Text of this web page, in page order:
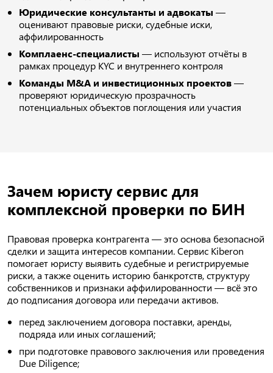
Юридические консультанты и адвокаты —
оценивают правовые риски, судебные иски,
аффилированность
Комплаенс-специалисты — используют отчёты в
рамках процедур KYC и внутреннего контроля
Команды M&A и инвестиционных проектов—
проверяют юридическую прозрачность
потенциальных объектов поглощения или участия
Зачем юристу сервис для
комплексной проверки по БИН
Правовая проверка контрагента — это основа безопасной
сделки и защита интересов компании. Сервис Kiberon
помогает юристу выявить судебные и регистрируемые
риски, а также оценить историю банкротств, структуру
собственников и признаки аффилированности — всё это
до подписания договора или передачи активов.
перед заключением договора поставки, аренды,
подряда или иных соглашений;
при подготовке правового заключения или проведения
Due Diligence;